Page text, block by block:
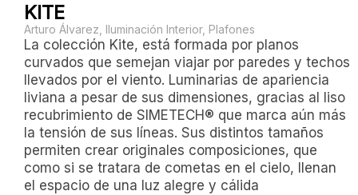
KITE
Arturo Álvarez Iluminación Interior, Plafones
La colección Kite, está formada por planos
curvados que semejan viajar por paredes y techos
llevados por el viento. Luminarias de apariencia
liviana a pesar de sus dimensiones, gracias al liso
recubrimiento de SIMETECH® que marca aún más
la tensión de sus líneas. Sus distintos tamaños
permiten crear originales composiciones, que
como si se tratara de cometas en el cielo, llenan
el espacio de una luz alegre y cálida